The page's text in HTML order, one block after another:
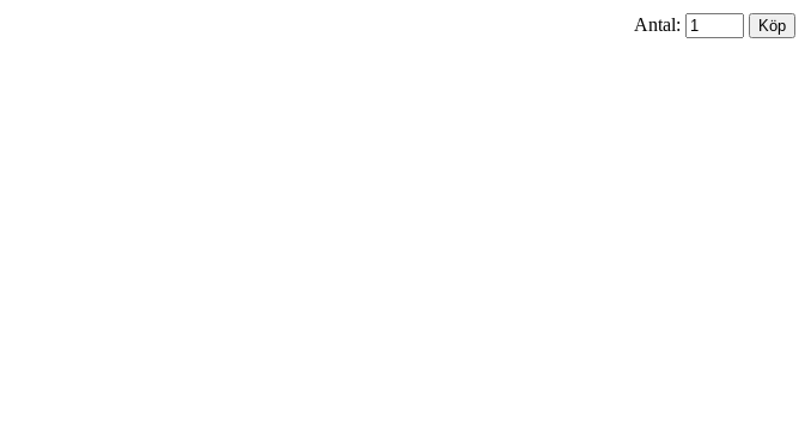
Antal: